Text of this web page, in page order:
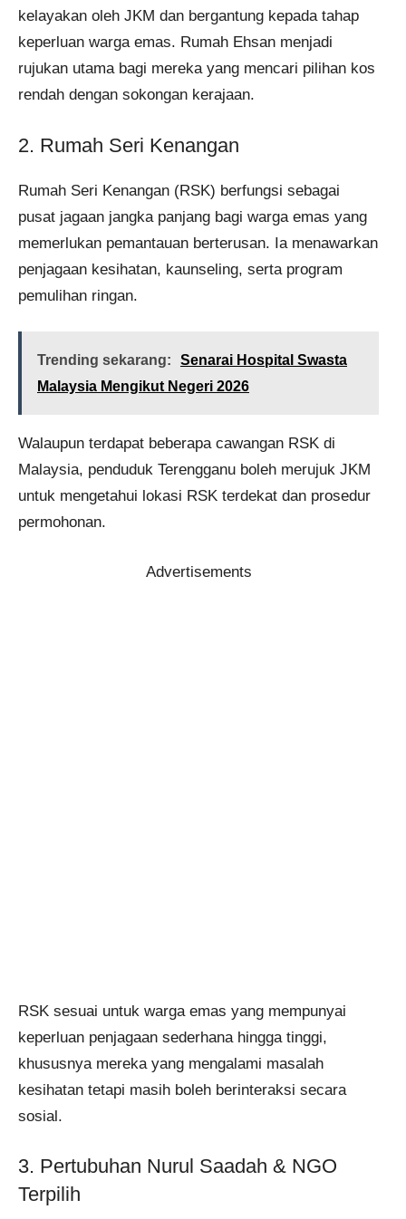
kelayakan oleh JKM dan bergantung kepada tahap
keperluan warga emas. Rumah Ehsan menjadi
rujukan utama bagi mereka yang mencari pilihan kos
rendah dengan sokongan kerajaan.
2. Rumah Seri Kenangan
Rumah Seri Kenangan (RSK) berfungsi sebagai
pusat jagaan jangka panjang bagi warga emas yang
memerlukan pemantauan berterusan. Ia menawarkan
penjagaan kesihatan, kaunseling, serta program
pemulihan ringan.
Trending sekarang:
Senarai Hospital Swasta
Malaysia Mengikut Negeri 2026
Walaupun terdapat beberapa cawangan RSK di
Malaysia, penduduk Terengganu boleh merujuk JKM
untuk mengetahui lokasi RSK terdekat dan prosedur
permohonan.
Advertisements
RSK sesuai untuk warga emas yang mempunyai
keperluan penjagaan sederhana hingga tinggi,
khususnya mereka yang mengalami masalah
kesihatan tetapi masih boleh berinteraksi secara
sosial.
3. Pertubuhan Nurul Saadah & NGO
Terpilih